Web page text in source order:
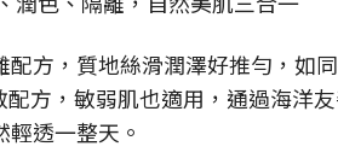
方，質地絲滑潤澤好推勻，如
方，敏弱肌也適用，通過海洋
透一整天。